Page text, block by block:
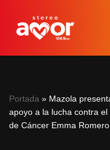
Saltar
Portada » Mazola
apoyo a la lucha contra
de Cáncer Emma